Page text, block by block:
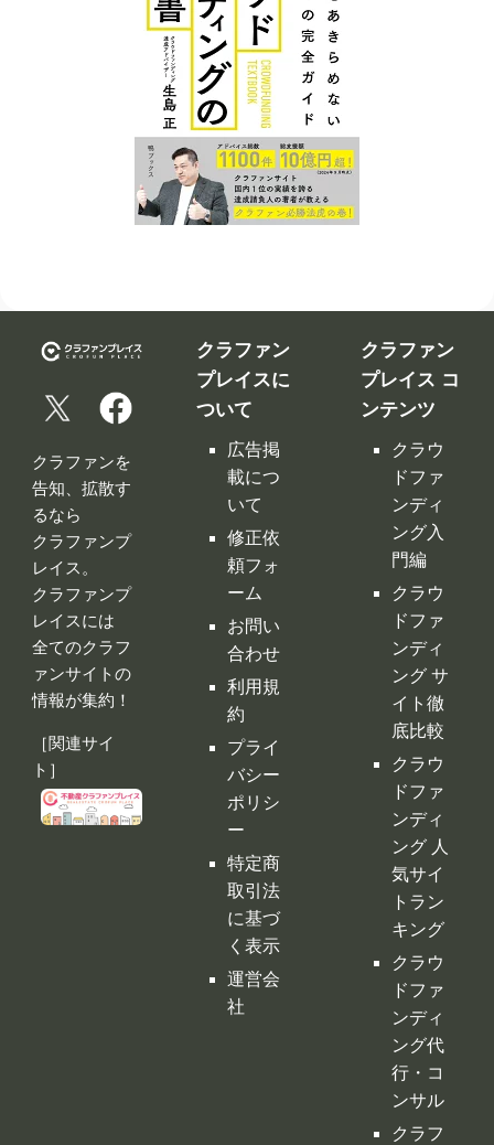
クラファンを
告知、拡散す
るなら
クラファンプ
レイス。
クラファンプ
レイスには
全てのクラフ
ァンサイトの
情報が集約！
［関連サイ
ト］
クラファン
プレイスに
ついて
広告掲
載につ
いて
修正依
頼フォ
ーム
お問い
合わせ
利用規
約
プライ
バシー
ポリシ
ー
特定商
取引法
に基づ
く表示
運営会
社
クラファン
プレイス コ
ンテンツ
クラウ
ドファ
ンディ
ング入
門編
クラウ
ドファ
ンディ
ング サ
イト徹
底比較
クラウ
ドファ
ンディ
ング 人
気サイ
トラン
キング
クラウ
ドファ
ンディ
ング代
行・コ
ンサル
クラフ